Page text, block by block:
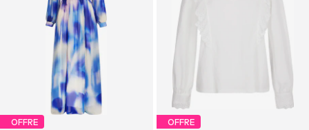
OFFRE OFFRE